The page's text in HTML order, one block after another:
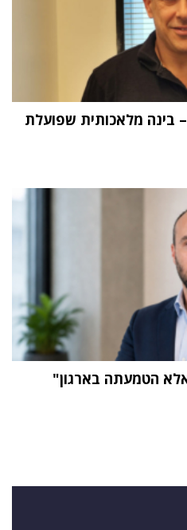
"העתיד הוא Physical AI – בינה מלאכותית שפועלת